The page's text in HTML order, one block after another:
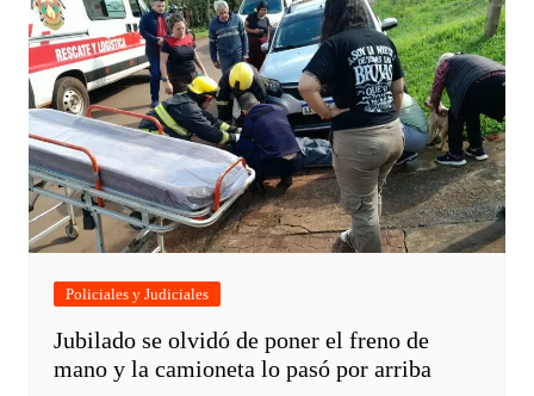
Policiales y Judiciales
Jubilado se olvidó de poner el freno de
mano y la camioneta lo pasó por arriba